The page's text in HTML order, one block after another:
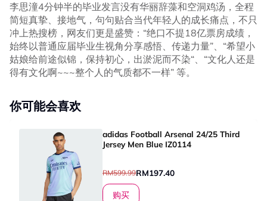
李思潼4分钟半的毕业发言没有华丽辞藻和空洞鸡汤，全程
简短真挚、接地气，句句贴合当代年轻人的成长痛点，不只
冲上热搜榜，网友们更是盛赞：“绝口不提18亿票房成绩，
始终以普通应届毕业生视角分享感悟、传递力量”、“希望小
姑娘给前途似锦，保持初心，出淤泥而不染“、“文化人还是
得有文化啊~~~整个人的气质都不一样” 等。
你可能会喜欢
adidas Football Arsenal 24/25 Third
Jersey Men Blue IZ0114
RM599.99RM197.40
购买